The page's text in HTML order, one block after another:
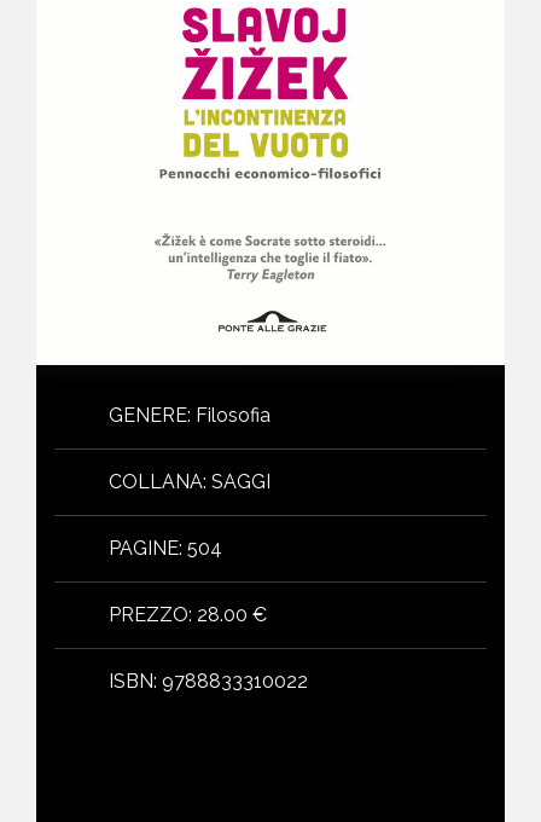
GENERE: Filosofia
COLLANA: SAGGI
PAGINE: 504
PREZZO: 28.00 €
ISBN: 9788833310022